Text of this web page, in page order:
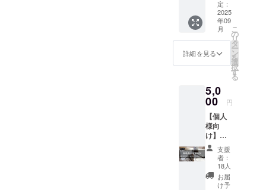
を推進する
ことで「患
者さま第一
の心温まる
てまいりた
いと考えて
います。ま
た、地域に
根付いた病
院を目指
し、医療者
の育成にも
・パン
フレッ
トへの
掲載
（自己
作成、
スタッ
加者に
メール
で配
信） ・
大会
ホーム
ページ
への掲
載 ・支
援者一
覧とし
定：
2025
年09
月
詳細を見る
こ
の
リ
タ
ー
ン
を
選
択
す
る
5,0
00 円
【個人
様向
け】
5,000円
・お礼
のメー
ル ・活
動報告
支援
者：
18人
お届
け予